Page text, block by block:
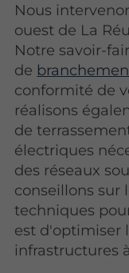
Nous
ouest de La
Notre savoir-
de
conformité de
réalisons
de
électriques
des réseaux
conseillons sur
techniques
est d'optimiser
infrastructures